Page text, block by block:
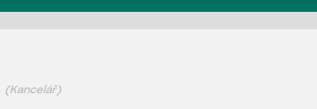
(Kancelář)